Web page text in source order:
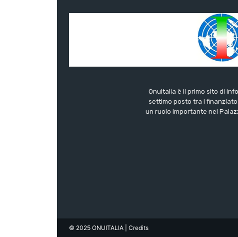
OnuItalia è il primo sito di
settimo posto tra i
un ruolo importante nel
© 2025 ONUITALIA | Credits